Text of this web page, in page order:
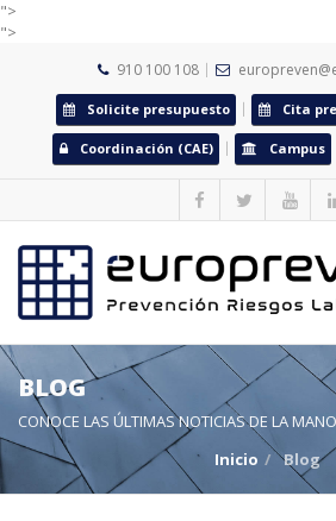
">
">
910 100 108
Solicite presupuesto Cita
Coordinación (CAE) Campus
BLOG
CONOCE LAS ÚLTIMAS NOTICIAS DE LA
Inicio
Blog